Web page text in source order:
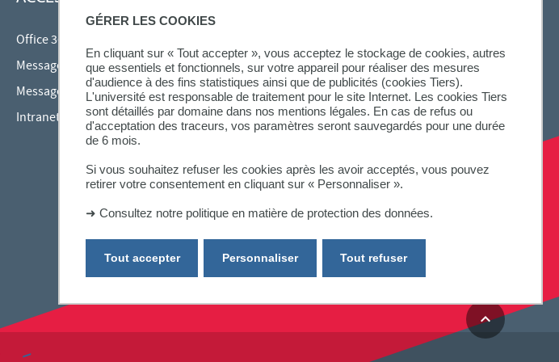
GÉRER LES COOKIES
En cliquant sur « Tout accepter », vous acceptez le stockage de cookies, autres
que essentiels et fonctionnels, sur votre appareil pour réaliser des mesures
d'audience à des fins statistiques ainsi que de publicités (cookies Tiers).
L'université est responsable de traitement pour le site Internet. Les cookies Tiers
sont détaillés par domaine dans nos mentions légales. En cas de refus ou
d'acceptation des traceurs, vos paramètres seront sauvegardés pour une durée
de 6 mois.
Si vous souhaitez refuser les cookies après les avoir acceptés, vous pouvez
retirer votre consentement en cliquant sur « Personnaliser ».
➜ Consultez notre politique en matière de protection des données.
Tout accepter Tout refuser
Personnaliser
Office 365
Messagerie des personnels
Messagerie étudiante
Intranet des personnels